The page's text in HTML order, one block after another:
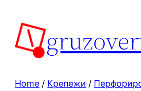
content
Home / Крепежи /